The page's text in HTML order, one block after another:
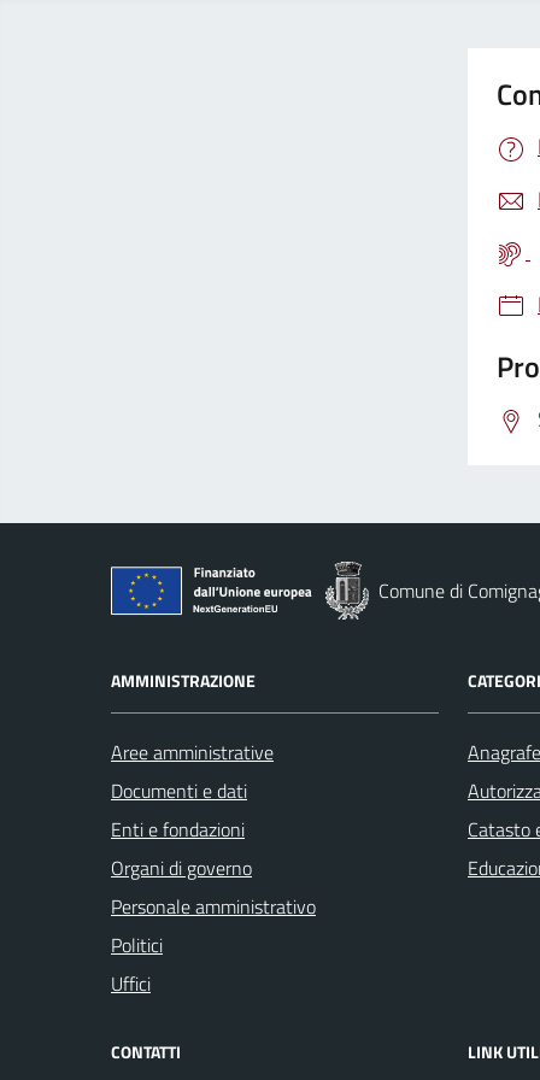
Comune di
AMMINISTRAZIONE
Aree amministrative
Documenti e dati
Enti e fondazioni
Organi di governo
Personale amministrativo
Politici
Uffici
Catasto
CONTATTI LINK